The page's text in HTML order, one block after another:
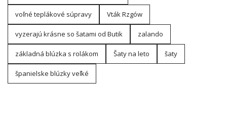
voľné teplákové súpravy Vták Rzgów
vyzerajú krásne so šatami od Butik zalando
základná blúzka s rolákom Šaty na leto šaty
španielske blúzky veľké